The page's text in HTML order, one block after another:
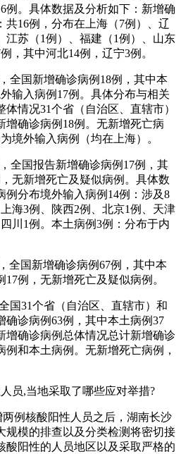
例。具体数据及分析如下：新增确
16例，分布在上海（7例）、辽
江苏（1例）、福建（1例）、山东
，其中河北14例，辽宁3例。
全国新增确诊病例18例，其中本
输入病例17例。具体分布与相关
情况31个省（自治区、直辖市）
增确诊病例18例。无新增死亡病
境外输入病例（均在上海）。
全国报告新增确诊病例17例，其
无新增死亡及疑似病例。具体数
例分布境外输入病例14例：涉及8
海3例、陕西2例、北京1例、天津
川1例。本土病例3例：分布于内
全国新增确诊病例67例，其中本
例，无新增死亡及疑似病例。
国31个省（自治区、直辖市）和
确诊病例63例，其中本土病例37
增确诊病例总体情况总计新增确诊
和本土病例。无新增死亡病例，
员,当地采取了哪些应对举措?
两例核酸阳性人员之后，湖南长沙
规模的排查以及分类检测将密切接
酸阳性的人员地区以及采取严格的